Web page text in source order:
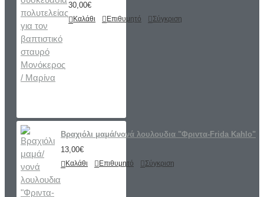
30,00€
Καλάθι Επιθυμητό Σύγκριση
Βραχιόλι μαμά/νονά λουλουδια "Φριντα-Frida Kahlo"
13,00€
Καλάθι Επιθυμητό Σύγκριση